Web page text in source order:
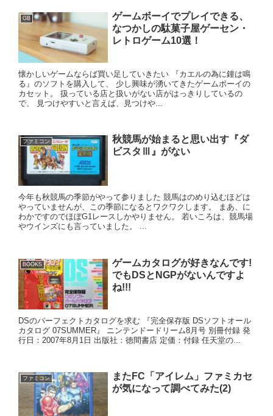
GB
ゲームボーイでプレイできる、
なつかしの駄菓子屋ゲーセン・
レトロゲーム10選！
懐かしいゲームならば買い足していきたい 『カエルの為に鐘は鳴
る』のソフトを購入して、 少し興味が湧いてきたゲームボーイの
カセット。 扱っている店と扱いがない店がはっきりしているの
で、 見つけやすいと言えば、見つけや...
ファミコン
秋競馬が始まると思い出す『ダ
ビスタⅢ』がない
今年も秋競馬の季節がやって参りました 競馬はのめり込むほどは
やっていませんが、この季節になるとワクワクします。 まあ、に
わかですのでほぼG1レースしかやりません。 若いころは、競馬場
やウインズにも言っていました。 ...
BOOKS
ゲームカタログが好きなんです!
でもDSとNGPがないんですよ
ね!!!
DSのパーフェクトカタログを求む 『完全保存版 DSソフトオール
カタログ 07SUMMER』 ニンテンドードリーム8月号 別冊付録 発
行日：2007年8月1日 出版社：徳間書店 定価：付録 任天堂の...
ファミコン
またFC「アイレム」ファミカセ
が気になって調べてみた(2)